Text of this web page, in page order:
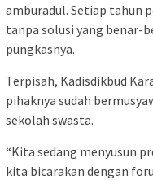
amburadul. Setiap tahun
tanpa solusi yang benar-
pungkasnya.
Terpisah, Kadisdikbud
pihaknya sudah
sekolah swasta.
“Kita sedang menyusun
kita bicarakan dengan